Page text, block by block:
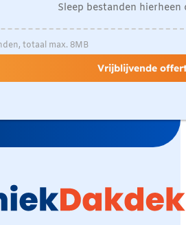
Sleep bestanden
totaal max. 8MB
Vrijblijvende